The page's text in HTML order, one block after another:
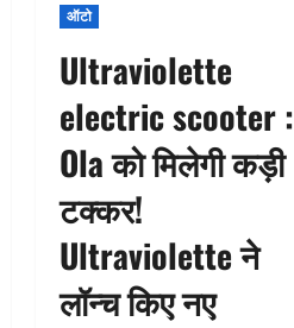
ऑटो
Ultraviolette
electric scooter :
Ola को मिलेगी कड़ी
टक्कर!
Ultraviolette ने
लॉन्च किए नए